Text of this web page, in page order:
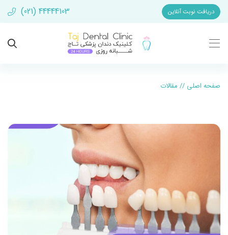
دریافت نوبت آنلاین (021) 44444103
صفحه اصلی // مقالات